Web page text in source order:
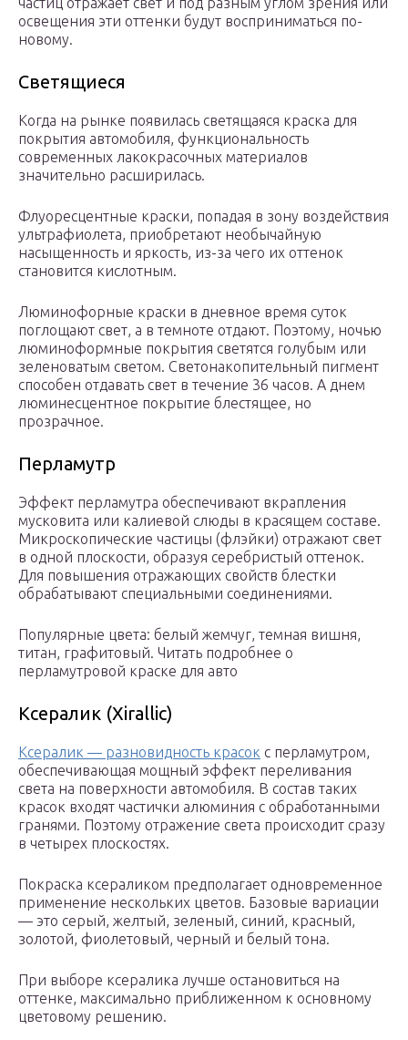
освещения эти оттенки будут восприниматься по-
новому.
Светящиеся
Когда на рынке появилась светящаяся краска для
покрытия автомобиля, функциональность
современных лакокрасочных материалов
значительно расширилась.
Флуоресцентные краски, попадая в зону воздействия
ультрафиолета, приобретают необычайную
насыщенность и яркость, из-за чего их оттенок
становится кислотным.
Люминофорные краски в дневное время суток
поглощают свет, а в темноте отдают. Поэтому, ночью
люминоформные покрытия светятся голубым или
зеленоватым светом. Светонакопительный пигмент
способен отдавать свет в течение 36 часов. А днем
люминесцентное покрытие блестящее, но
прозрачное.
Перламутр
Эффект перламутра обеспечивают вкрапления
мусковита или калиевой слюды в красящем составе.
Микроскопические частицы (флэйки) отражают свет
в одной плоскости, образуя серебристый оттенок.
Для повышения отражающих свойств блестки
обрабатывают специальными соединениями.
Популярные цвета: белый жемчуг, темная вишня,
титан, графитовый. Читать подробнее о
перламутровой краске для авто
Ксералик (Xirallic)
Ксералик — разновидность красок с перламутром,
обеспечивающая мощный эффект переливания
света на поверхности автомобиля. В состав таких
красок входят частички алюминия с обработанными
гранями. Поэтому отражение света происходит сразу
в четырех плоскостях.
Покраска ксераликом предполагает одновременное
применение нескольких цветов. Базовые вариации
— это серый, желтый, зеленый, синий, красный,
золотой, фиолетовый, черный и белый тона.
При выборе ксералика лучше остановиться на
оттенке, максимально приближенном к основному
цветовому решению.